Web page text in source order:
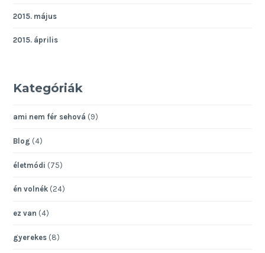
2015. május
2015. április
Kategóriák
ami nem fér sehová (9)
Blog (4)
életmódi (75)
én volnék (24)
ez van (4)
gyerekes (8)